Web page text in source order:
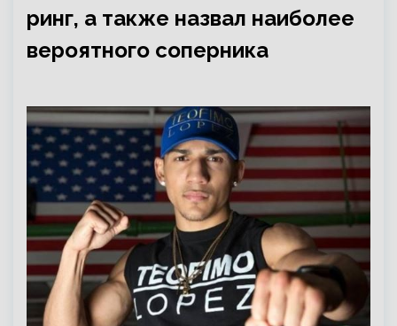
ринг, а также назвал наиболее
вероятного соперника